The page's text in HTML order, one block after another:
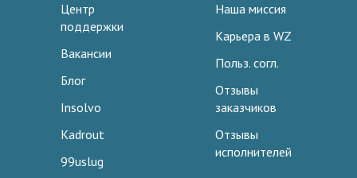
Центр
поддержки
Вакансии
Блог
Insolvo
Kadrout
99uslug
Наша миссия
Карьера в WZ
Польз. согл.
Отзывы
заказчиков
Отзывы
исполнителей